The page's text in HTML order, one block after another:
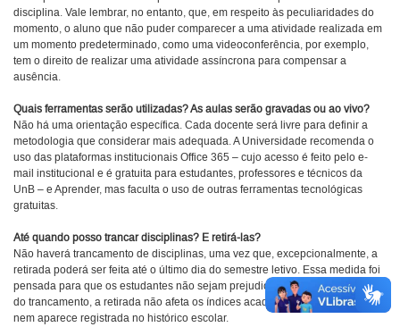
disciplina. Vale lembrar, no entanto, que, em respeito às peculiaridades do
momento, o aluno que não puder comparecer a uma atividade realizada em
um momento predeterminado, como uma videoconferência, por exemplo,
tem o direito de realizar uma atividade assíncrona para compensar a
ausência.
Quais ferramentas serão utilizadas? As aulas serão gravadas ou ao vivo?
Não há uma orientação específica. Cada docente será livre para definir a
metodologia que considerar mais adequada. A Universidade recomenda o
uso das plataformas institucionais Office 365 – cujo acesso é feito pelo e-
mail institucional e é gratuita para estudantes, professores e técnicos da
UnB – e Aprender, mas faculta o uso de outras ferramentas tecnológicas
gratuitas.
Até quando posso trancar disciplinas? E retirá-las?
Não haverá trancamento de disciplinas, uma vez que, excepcionalmente, a
retirada poderá ser feita até o último dia do semestre letivo. Essa medida foi
pensada para que os estudantes não sejam prejudicados. Diferentemente
do trancamento, a retirada não afeta os índices acadêmicos dos estudantes,
nem aparece registrada no histórico escolar.